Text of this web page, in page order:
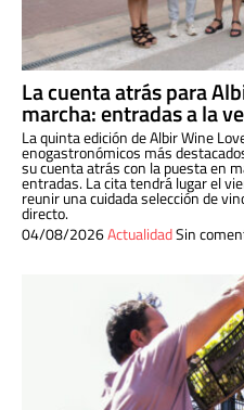
La cuenta atrás para
marcha: entradas a la
La quinta edición de Albir Wine
enogastronómicos más
su cuenta atrás con la puesta en
entradas. La cita tendrá lugar el
reunir una cuidada selección de
directo.
04/08/2026ActualidadSin